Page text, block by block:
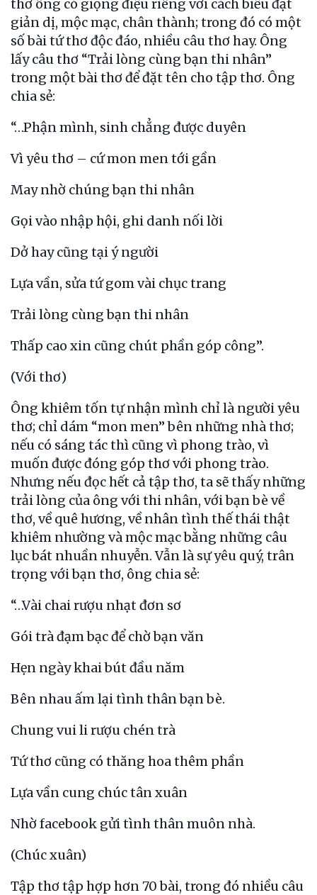
thơ ông có giọng điệu riêng với cách biểu đạt
giản dị, mộc mạc, chân thành; trong đó có một
số bài tứ thơ độc đáo, nhiều câu thơ hay. Ông
lấy câu thơ “Trải lòng cùng bạn thi nhân”
trong một bài thơ để đặt tên cho tập thơ. Ông
chia sẻ:
“…Phận mình, sinh chẳng được duyên
Vì yêu thơ – cứ mon men tới gần
May nhờ chúng bạn thi nhân
Gọi vào nhập hội, ghi danh nối lời
Dở hay cũng tại ý người
Lựa vần, sửa tứ gom vài chục trang
Trải lòng cùng bạn thi nhân
Thấp cao xin cũng chút phần góp công”.
(Với thơ)
Ông khiêm tốn tự nhận mình chỉ là người yêu
thơ; chỉ dám “mon men” bên những nhà thơ;
nếu có sáng tác thì cũng vì phong trào, vì
muốn được đóng góp thơ với phong trào.
Nhưng nếu đọc hết cả tập thơ, ta sẽ thấy những
trải lòng của ông với thi nhân, với bạn bè về
thơ, về quê hương, về nhân tình thế thái thật
khiêm nhường và mộc mạc bằng những câu
lục bát nhuần nhuyễn. Vẫn là sự yêu quý, trân
trọng với bạn thơ, ông chia sẻ:
“…Vài chai rượu nhạt đơn sơ
Gói trà đạm bạc để chờ bạn văn
Hẹn ngày khai bút đầu năm
Bên nhau ấm lại tình thân bạn bè.
Chung vui li rượu chén trà
Tứ thơ cũng có thăng hoa thêm phần
Lựa vần cung chúc tân xuân
Nhờ facebook gửi tình thân muôn nhà.
(Chúc xuân)
Tập thơ tập hợp hơn 70 bài, trong đó nhiều câu